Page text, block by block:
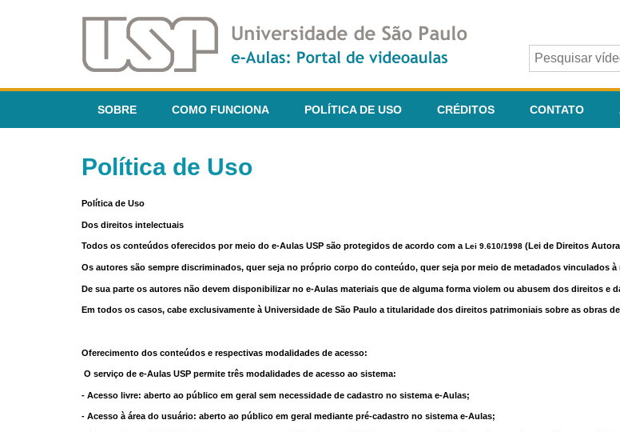
SOBRE COMO FUNCIONA POLÍTICA DE USO CRÉDITOS CONTATO
Política de Uso
Política de Uso
Dos direitos intelectuais
Todos os conteúdos oferecidos por meio do e-Aulas USP são protegidos de acordo com a Lei 9.610/1998 (Lei de Direitos
Os autores são sempre discriminados, quer seja no próprio corpo do conteúdo, quer seja por meio de metadados vinculados à
De sua parte os autores não devem disponibilizar no e-Aulas materiais que de alguma forma violem ou abusem dos direitos e
Em todos os casos, cabe exclusivamente à Universidade de São Paulo a titularidade dos direitos patrimoniais sobre as obras
Oferecimento dos conteúdos e respectivas modalidades de acesso:
O serviço de e-Aulas USP permite três modalidades de acesso ao sistema:
- Acesso livre: aberto ao público em geral sem necessidade de cadastro no sistema e-Aulas;
- Acesso à área do usuário: aberto ao público em geral mediante pré-cadastro no sistema e-Aulas;